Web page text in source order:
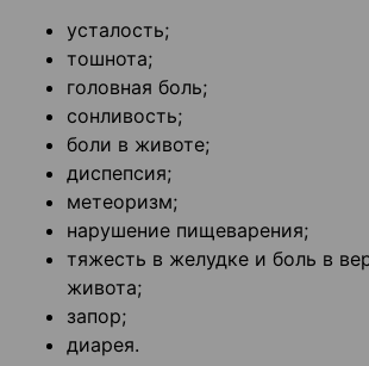
усталость;
тошнота;
головная боль;
сонливость;
боли в животе;
диспепсия;
метеоризм;
нарушение пищеварения;
тяжесть в желудке и боль в
живота;
запор;
диарея.